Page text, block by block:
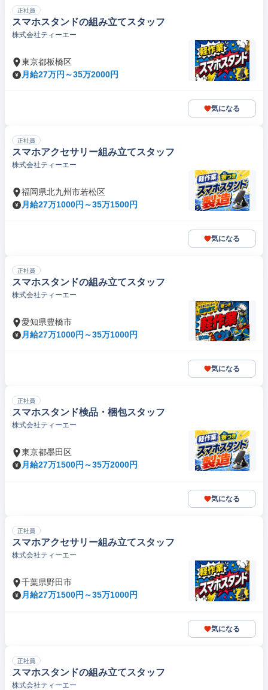
正社員
スマホスタンドの組み立てスタッフ
株式会社ティーエー
東京都板橋区
月給27万円～35万2000円
気になる
正社員
スマホアクセサリー組み立てスタッフ
株式会社ティーエー
福岡県北九州市若松区
月給27万1000円～35万1500円
気になる
正社員
スマホスタンドの組み立てスタッフ
株式会社ティーエー
愛知県豊橋市
月給27万1000円～35万1000円
気になる
正社員
スマホスタンド検品・梱包スタッフ
株式会社ティーエー
東京都墨田区
月給27万1500円～35万2000円
気になる
正社員
スマホアクセサリー組み立てスタッフ
株式会社ティーエー
千葉県野田市
月給27万1500円～35万1000円
気になる
正社員
スマホスタンドの組み立てスタッフ
株式会社ティーエー